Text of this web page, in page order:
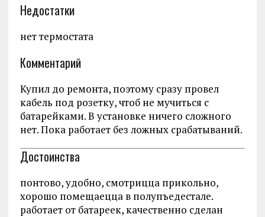
Недостатки
нет термостата
Комментарий
Купил до ремонта, поэтому сразу провел
кабель под розетку, чтоб не мучиться с
батарейками. В установке ничего сложного
нет. Пока работает без ложных срабатываний.
Достоинства
понтово, удобно, смотрицца прикольно,
хорошо помещаецца в полупъедестале.
работает от батареек, качественно сделан